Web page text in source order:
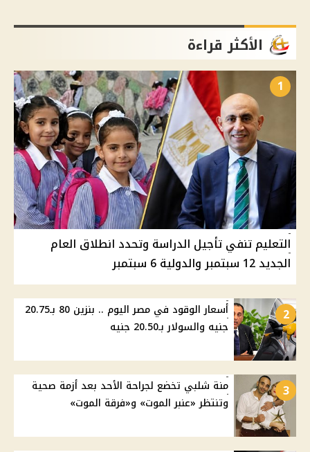
الأكثر قراءة
1
التعليم تنفي تأجيل الدراسة وتحدد انطلاق العام
الجديد 12 سبتمبر والدولية 6 سبتمبر
2
أسعار الوقود في مصر اليوم .. بنزين 80 بـ20.75
جنيه والسولار بـ20.50 جنيه
3
منة شلبي تخضع لجراحة الأحد بعد أزمة صحية
وتنتظر «عنبر الموت» و«فرقة الموت»